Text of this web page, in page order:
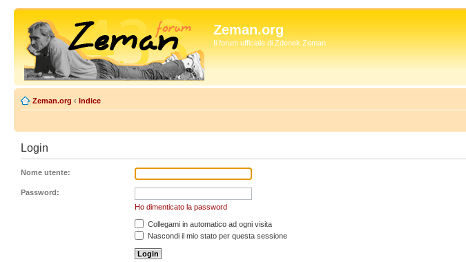
Zeman.org
Il forum ufficiale di Zdenek Zeman
Zeman.org ‹ Indice
Login
Nome utente:
Password:
Ho dimenticato la password
Collegami in automatico ad ogni visita
Nascondi il mio stato per questa sessione